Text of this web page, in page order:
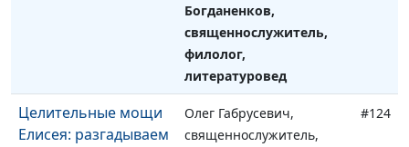
Богданенков,
священнослужитель,
филолог,
литературовед
Целительные мощи
Елисея: разгадываем
Олег Габрусевич,
священнослужитель,
#124